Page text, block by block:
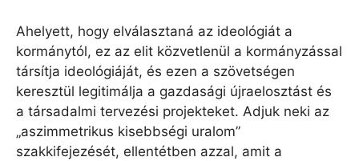
Ahelyett, hogy elválasztaná az ideológiát a
kormánytól, ez az elit közvetlenül a kormányzással
társítja ideológiáját, és ezen a szövetségen
keresztül legitimálja a gazdasági újraelosztást és
a társadalmi tervezési projekteket. Adjuk neki az
„aszimmetrikus kisebbségi uralom”
szakkifejezését, ellentétben azzal, amit a